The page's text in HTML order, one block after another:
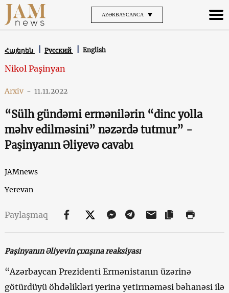
AZƏRBAYCANCA
Հայերեն Русский English
Nikol Paşinyan
Arxiv - 11.11.2022
“Sülh gündəmi ermənilərin “dinc yolla
məhv edilməsini” nəzərdə tutmur” -
Paşinyanın Əliyevə cavabı
JAMnews
Yerevan
Paylaşmaq
Paşinyanın Əliyevin çıxışına reaksiyası
“Azərbaycan Prezidenti Ermənistanın üzərinə
götürdüyü öhdəlikləri yerinə yetirməməsi bəhanəsi ilə